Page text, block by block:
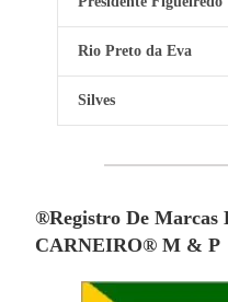
Rio Preto da Eva
Silves
®Registro De Marcas
CARNEIRO® M & P